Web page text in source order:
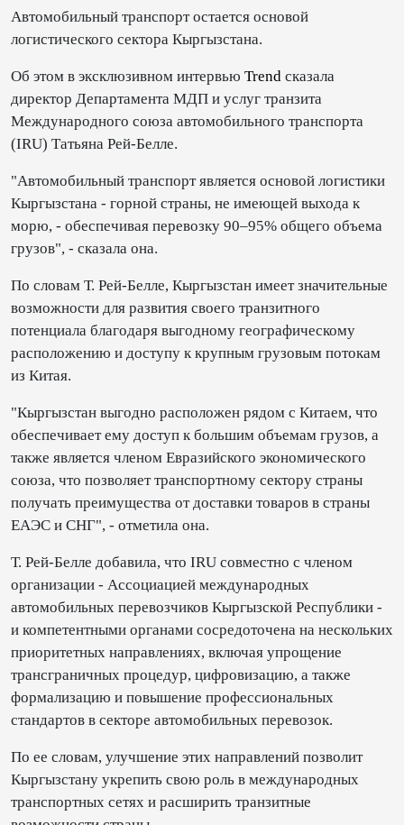
Автомобильный транспорт остается основой
логистического сектора Кыргызстана.
Об этом в эксклюзивном интервью Trend сказала
директор Департамента МДП и услуг транзита
Международного союза автомобильного транспорта
(IRU) Татьяна Рей-Белле.
"Автомобильный транспорт является основой логистики
Кыргызстана - горной страны, не имеющей выхода к
морю, - обеспечивая перевозку 90–95% общего объема
грузов", - сказала она.
По словам Т. Рей-Белле, Кыргызстан имеет значительные
возможности для развития своего транзитного
потенциала благодаря выгодному географическому
расположению и доступу к крупным грузовым потокам
из Китая.
"Кыргызстан выгодно расположен рядом с Китаем, что
обеспечивает ему доступ к большим объемам грузов, а
также является членом Евразийского экономического
союза, что позволяет транспортному сектору страны
получать преимущества от доставки товаров в страны
ЕАЭС и СНГ", - отметила она.
Т. Рей-Белле добавила, что IRU совместно с членом
организации - Ассоциацией международных
автомобильных перевозчиков Кыргызской Республики -
и компетентными органами сосредоточена на нескольких
приоритетных направлениях, включая упрощение
трансграничных процедур, цифровизацию, а также
формализацию и повышение профессиональных
стандартов в секторе автомобильных перевозок.
По ее словам, улучшение этих направлений позволит
Кыргызстану укрепить свою роль в международных
транспортных сетях и расширить транзитные